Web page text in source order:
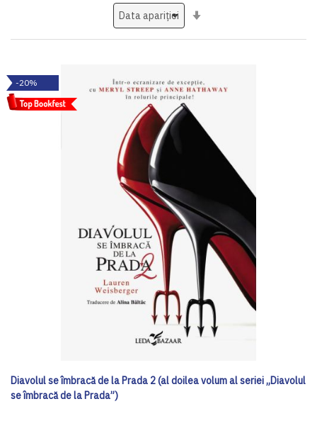
-20%
Diavolul se îmbracă de la Prada 2 (al doilea volum al seriei „Diavolul
se îmbracă de la Prada”)